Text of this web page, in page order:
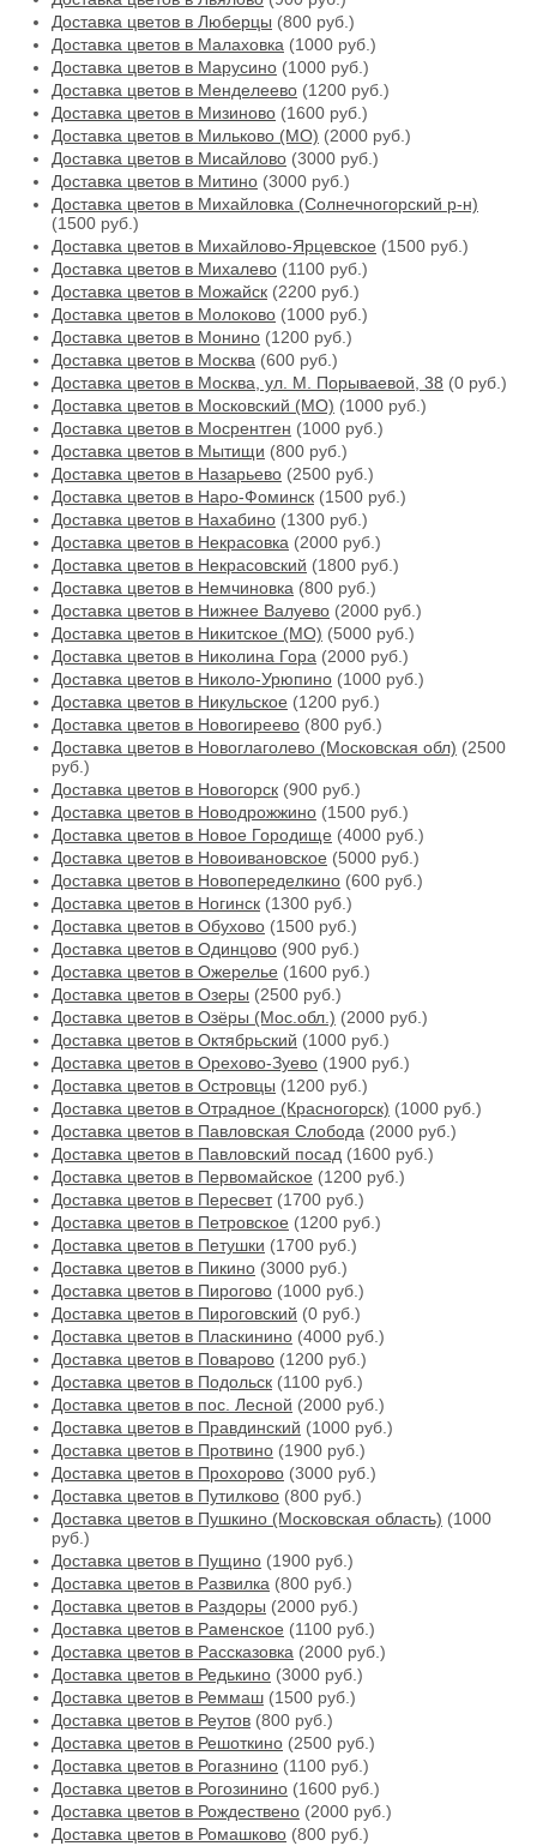
Доставка цветов в Люберцы (800 руб.)
Доставка цветов в Малаховка (1000 руб.)
Доставка цветов в Марусино (1000 руб.)
Доставка цветов в Менделеево (1200 руб.)
Доставка цветов в Мизиново (1600 руб.)
Доставка цветов в Мильково (МО) (2000 руб.)
Доставка цветов в Мисайлово (3000 руб.)
Доставка цветов в Митино (3000 руб.)
Доставка цветов в Михайловка (Солнечногорский р-н)
(1500 руб.)
Доставка цветов в Михайлово-Ярцевское (1500 руб.)
Доставка цветов в Михалево (1100 руб.)
Доставка цветов в Можайск (2200 руб.)
Доставка цветов в Молоково (1000 руб.)
Доставка цветов в Монино (1200 руб.)
Доставка цветов в Москва (600 руб.)
Доставка цветов в Москва, ул. М. Порываевой, 38 (0 руб.)
Доставка цветов в Московский (МО) (1000 руб.)
Доставка цветов в Мосрентген (1000 руб.)
Доставка цветов в Мытищи (800 руб.)
Доставка цветов в Назарьево (2500 руб.)
Доставка цветов в Наро-Фоминск (1500 руб.)
Доставка цветов в Нахабино (1300 руб.)
Доставка цветов в Некрасовка (2000 руб.)
Доставка цветов в Некрасовский (1800 руб.)
Доставка цветов в Немчиновка (800 руб.)
Доставка цветов в Нижнее Валуево (2000 руб.)
Доставка цветов в Никитское (МО) (5000 руб.)
Доставка цветов в Николина Гора (2000 руб.)
Доставка цветов в Николо-Урюпино (1000 руб.)
Доставка цветов в Никульское (1200 руб.)
Доставка цветов в Новогиреево (800 руб.)
Доставка цветов в Новоглаголево (Московская обл) (2500
руб.)
Доставка цветов в Новогорск (900 руб.)
Доставка цветов в Новодрожжино (1500 руб.)
Доставка цветов в Новое Городище (4000 руб.)
Доставка цветов в Новоивановское (5000 руб.)
Доставка цветов в Новопеределкино (600 руб.)
Доставка цветов в Ногинск (1300 руб.)
Доставка цветов в Обухово (1500 руб.)
Доставка цветов в Одинцово (900 руб.)
Доставка цветов в Ожерелье (1600 руб.)
Доставка цветов в Озеры (2500 руб.)
Доставка цветов в Озёры (Мос.обл.) (2000 руб.)
Доставка цветов в Октябрьский (1000 руб.)
Доставка цветов в Орехово-Зуево (1900 руб.)
Доставка цветов в Островцы (1200 руб.)
Доставка цветов в Отрадное (Красногорск) (1000 руб.)
Доставка цветов в Павловская Слобода (2000 руб.)
Доставка цветов в Павловский посад (1600 руб.)
Доставка цветов в Первомайское (1200 руб.)
Доставка цветов в Пересвет(1700 руб.)
Доставка цветов в Петровское (1200 руб.)
Доставка цветов в Петушки (1700 руб.)
Доставка цветов в Пикино (3000 руб.)
Доставка цветов в Пирогово (1000 руб.)
Доставка цветов в Пироговский (0 руб.)
Доставка цветов в Пласкинино (4000 руб.)
Доставка цветов в Поварово (1200 руб.)
Доставка цветов в Подольск (1100 руб.)
Доставка цветов в пос. Лесной (2000 руб.)
Доставка цветов в Правдинский (1000 руб.)
Доставка цветов в Протвино (1900 руб.)
Доставка цветов в Прохорово (3000 руб.)
Доставка цветов в Путилково (800 руб.)
Доставка цветов в Пушкино (Московская область) (1000
руб.)
Доставка цветов в Пущино (1900 руб.)
Доставка цветов в Развилка (800 руб.)
Доставка цветов в Раздоры (2000 руб.)
Доставка цветов в Раменское (1100 руб.)
Доставка цветов в Рассказовка (2000 руб.)
Доставка цветов в Редькино (3000 руб.)
Доставка цветов в Реммаш (1500 руб.)
Доставка цветов в Реутов (800 руб.)
Доставка цветов в Решоткино (2500 руб.)
Доставка цветов в Рогазнино (1100 руб.)
Доставка цветов в Рогозинино (1600 руб.)
Доставка цветов в Рождествено (2000 руб.)
Доставка цветов в Ромашково (800 руб.)